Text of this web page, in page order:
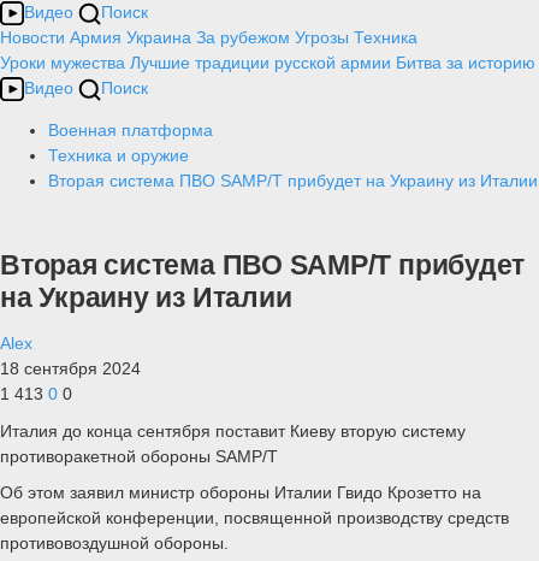
Видео
Поиск
Новости Армия Украина За рубежом Угрозы Техника
Уроки мужества Лучшие традиции русской армии Битва за историю
Видео
Поиск
Военная платформа
Техника и оружие
Вторая система ПВО SAMP/T прибудет на Украину из Италии
Вторая система ПВО SAMP/T прибудет
на Украину из Италии
Alex
18 сентября 2024
1 413 0 0
Италия до конца сентября поставит Киеву вторую систему
противоракетной обороны SAMP/T
Об этом заявил министр обороны Италии Гвидо Крозетто на
европейской конференции, посвященной производству средств
противовоздушной обороны.